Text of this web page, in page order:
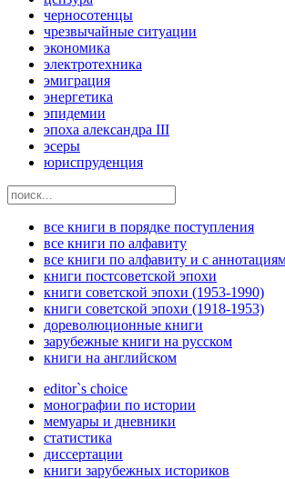
черносотенцы
чрезвычайные ситуации
экономика
электротехника
эмиграция
энергетика
эпидемии
эпоха александра III
эсеры
юриспруденция
все книги в порядке поступления
все книги по алфавиту
все книги по алфавиту и с
книги постсоветской эпохи
книги советской эпохи (1953-1990)
книги советской эпохи (1918-1953)
дореволюционные книги
зарубежные книги на русском
книги на английском
editor`s choice
монографии по истории
мемуары и дневники
статистика
диссертации
книги зарубежных историков